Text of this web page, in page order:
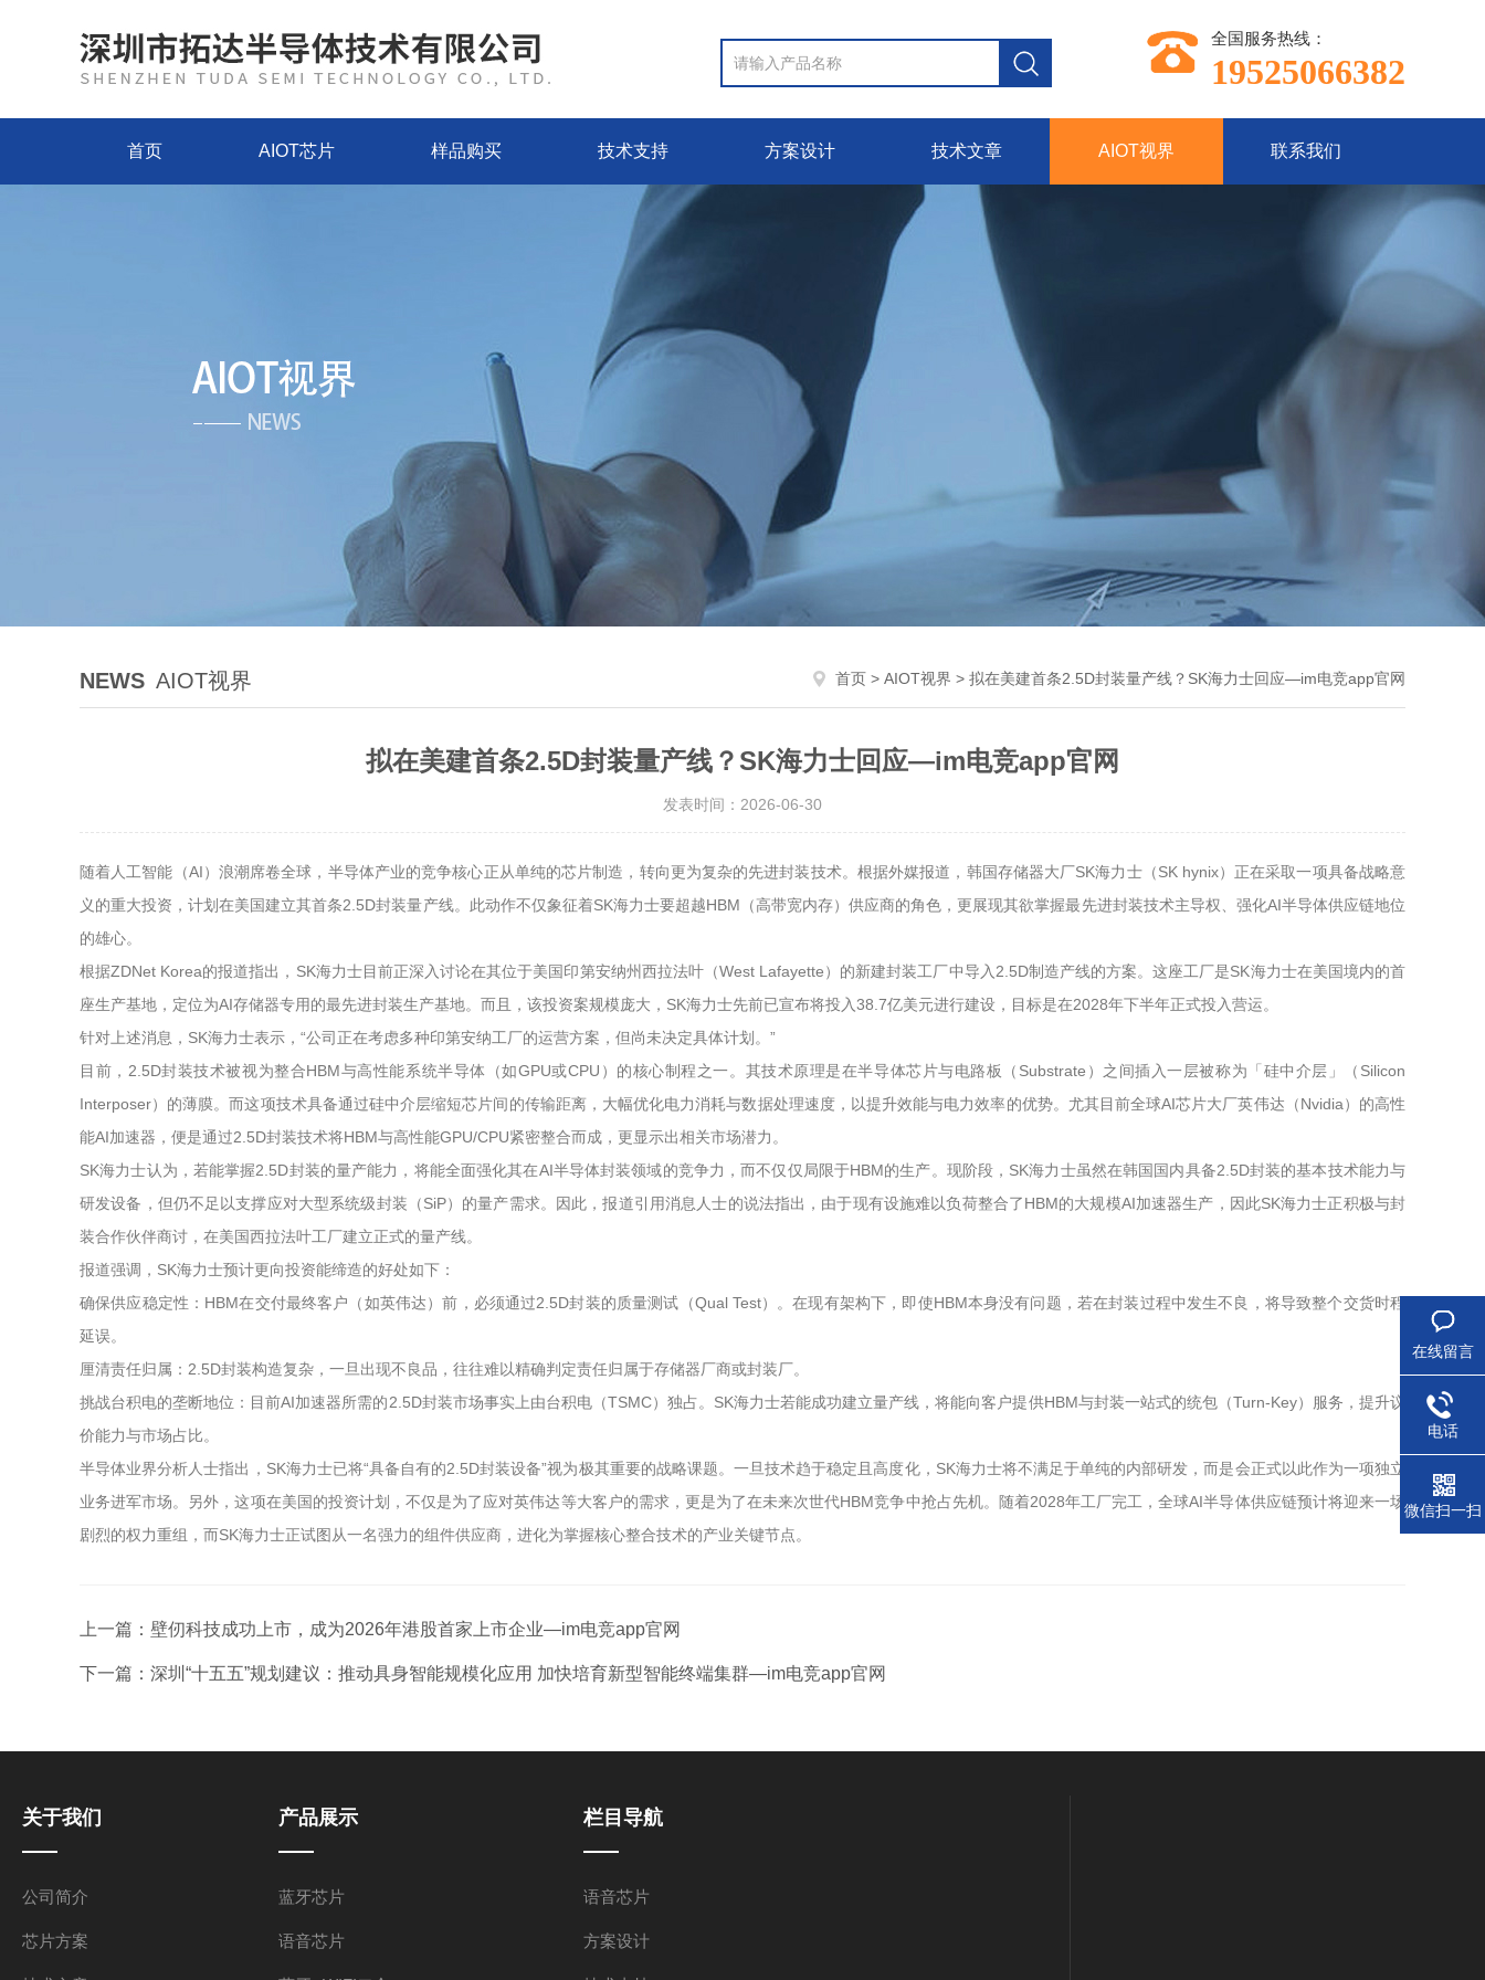
全国服务热线：
19525066382
首页 AIOT芯片 样品购买 技术支持 方案设计 技术文章 AIOT视界 联系我们
NEWS AIOT视界 首页 > AIOT视界 > 拟在美建首条2.5D封装量产线？SK海力士回应—im电竞app官网
拟在美建首条2.5D封装量产线？SK海力士回应—im电竞app官网
发表时间：2026-06-30
随着人工智能（AI）浪潮席卷全球，半导体产业的竞争核心正从单纯的芯片制造，转向更为复杂的先进封装技术。根据外媒报道，韩国存储器大厂SK海力士（SK hynix）正在采取一项具备战略意
义的重大投资，计划在美国建立其首条2.5D封装量产线。此动作不仅象征着SK海力士要超越HBM（高带宽内存）供应商的角色，更展现其欲掌握最先进封装技术主导权、强化AI半导体供应链地位
的雄心。
根据ZDNet Korea的报道指出，SK海力士目前正深入讨论在其位于美国印第安纳州西拉法叶（West Lafayette）的新建封装工厂中导入2.5D制造产线的方案。这座工厂是SK海力士在美国境内的首
座生产基地，定位为AI存储器专用的最先进封装生产基地。而且，该投资案规模庞大，SK海力士先前已宣布将投入38.7亿美元进行建设，目标是在2028年下半年正式投入营运。
针对上述消息，SK海力士表示，“公司正在考虑多种印第安纳工厂的运营方案，但尚未决定具体计划。”
目前，2.5D封装技术被视为整合HBM与高性能系统半导体（如GPU或CPU）的核心制程之一。其技术原理是在半导体芯片与电路板（Substrate）之间插入一层被称为「硅中介层」（Silicon
Interposer）的薄膜。而这项技术具备通过硅中介层缩短芯片间的传输距离，大幅优化电力消耗与数据处理速度，以提升效能与电力效率的优势。尤其目前全球AI芯片大厂英伟达（Nvidia）的高性
能AI加速器，便是通过2.5D封装技术将HBM与高性能GPU/CPU紧密整合而成，更显示出相关市场潜力。
SK海力士认为，若能掌握2.5D封装的量产能力，将能全面强化其在AI半导体封装领域的竞争力，而不仅仅局限于HBM的生产。现阶段，SK海力士虽然在韩国国内具备2.5D封装的基本技术能力与
研发设备，但仍不足以支撑应对大型系统级封装（SiP）的量产需求。因此，报道引用消息人士的说法指出，由于现有设施难以负荷整合了HBM的大规模AI加速器生产，因此SK海力士正积极与封
装合作伙伴商讨，在美国西拉法叶工厂建立正式的量产线。
报道强调，SK海力士预计更向投资能缔造的好处如下：
确保供应稳定性：HBM在交付最终客户（如英伟达）前，必须通过2.5D封装的质量测试（Qual Test）。在现有架构下，即使HBM本身没有问题，若在封装过程中发生不良，将导致整个交货时程
延误。
厘清责任归属：2.5D封装构造复杂，一旦出现不良品，往往难以精确判定责任归属于存储器厂商或封装厂。
挑战台积电的垄断地位：目前AI加速器所需的2.5D封装市场事实上由台积电（TSMC）独占。SK海力士若能成功建立量产线，将能向客户提供HBM与封装一站式的统包（Turn-Key）服务，提升议
价能力与市场占比。
半导体业界分析人士指出，SK海力士已将“具备自有的2.5D封装设备”视为极其重要的战略课题。一旦技术趋于稳定且高度化，SK海力士将不满足于单纯的内部研发，而是会正式以此作为一项独立
业务进军市场。另外，这项在美国的投资计划，不仅是为了应对英伟达等大客户的需求，更是为了在未来次世代HBM竞争中抢占先机。随着2028年工厂完工，全球AI半导体供应链预计将迎来一场
剧烈的权力重组，而SK海力士正试图从一名强力的组件供应商，进化为掌握核心整合技术的产业关键节点。
上一篇： 壁仞科技成功上市，成为2026年港股首家上市企业—im电竞app官网
下一篇： 深圳“十五五”规划建议：推动具身智能规模化应用 加快培育新型智能终端集群—im电竞app官网
关于我们
公司简介
芯片方案
产品展示
蓝牙芯片
语音芯片
栏目导航
语音芯片
方案设计
在线留言
电话
微信扫一扫